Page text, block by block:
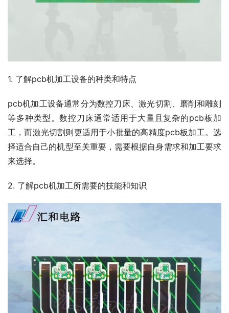
1. 了解pcb机加工设备的种类和特点
pcb机加工设备通常分为数控刀床、激光切割、磨削和雕刻
等多种类型。数控刀床通常适用于大量且复杂的pcb板加
工，而激光切割则更适用于小批量的高精度pcb板加工。选
择适合自己的机型至关重要，需要根据自身需求和加工要求
来选择。
2. 了解pcb机加工所需要的技能和知识